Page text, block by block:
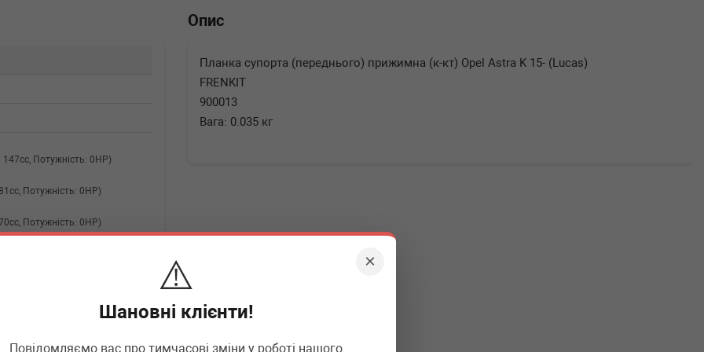
×
⚠️
Шановні клієнти!
Повідомляємо вас про тимчасові зміни у роботі нашого
Потужність: 0HP)
Потужність: 0HP)
Потужність: 0HP)
Потужність: 0HP)
Потужність: 0HP)
D 16 DTR, Об'єм: 110cc,
▶
Розгорнути
Опис
Планка супорта (переднього) прижимна (к-кт) Opel Astra K 15- (Lucas)
FRENKIT
900013
Вага: 0.035 кг